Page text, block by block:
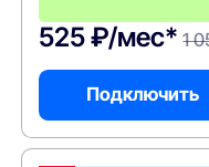
525 ₽/мес* 1
Подключить